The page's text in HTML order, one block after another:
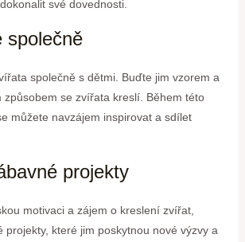
své dovednosti.
společně
společně s dětmi. Buďte jim vzorem a
způsobem se zvířata kreslí. Během této
můžete navzájem inspirovat a sdílet
projekty
motivaci a zájem o kreslení zvířat,
projekty, které jim poskytnou nové výzvy a